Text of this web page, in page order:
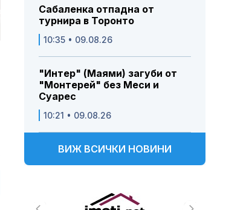
Сабаленка отпадна от
турнира в Торонто
10:35 • 09.08.26
"Интер" (Маями) загуби от
"Монтерей" без Меси и
Суарес
10:21 • 09.08.26
ВИЖ ВСИЧКИ НОВИНИ